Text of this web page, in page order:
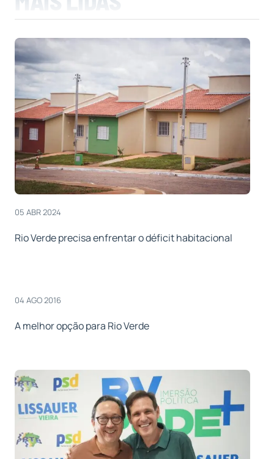
05 ABR 2024
Rio Verde precisa enfrentar o déficit habitacional
04 AGO 2016
A melhor opção para Rio Verde